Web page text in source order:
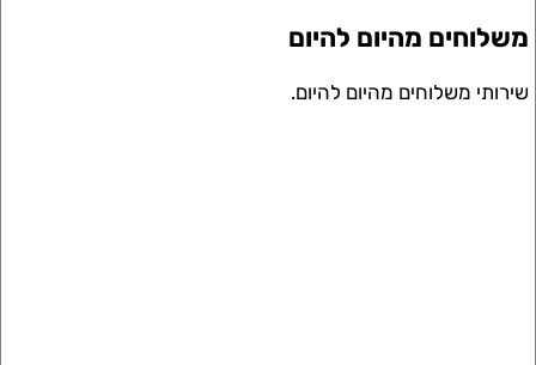
מהיום להיום
משלוחים מהיום להיום.